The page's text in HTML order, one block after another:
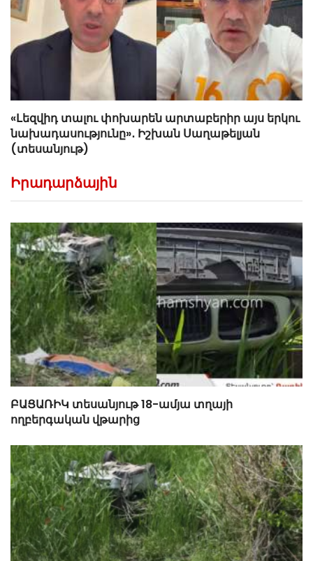
«Լեզվիդ տալու փոխարեն արտաբերիր այս երկու
նախադասությունը»․ Իշխան Սաղաթելյան
(տեսանյութ)
Իրադարձային
ԲԱՑԱՌԻԿ տեսանյութ 18-ամյա տղայի
ողբերգական վթարից